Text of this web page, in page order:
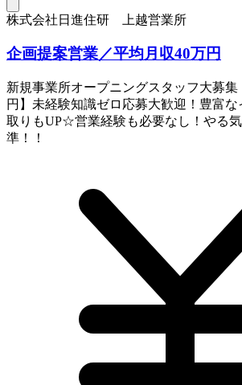
株式会社日進住研 上越営業所
企画提案営業／平均月収40万円
新規事業所オープニングスタッフ大募集
円】未経験知識ゼロ応募大歓迎！豊富
取りもUP☆営業経験も必要なし！やる
準！！